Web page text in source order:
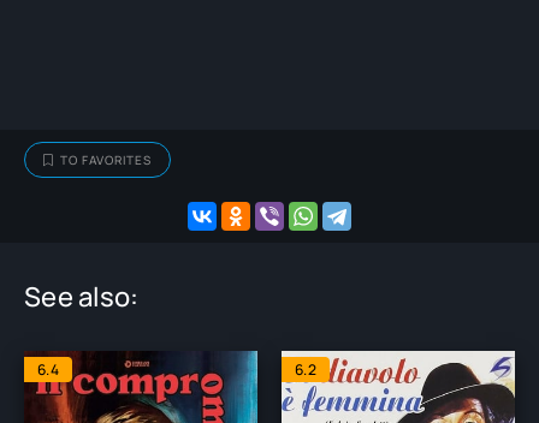
TO FAVORITES
See also:
6.4 6.2